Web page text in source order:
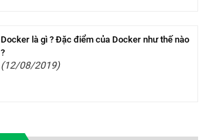
Docker là gì ? Đặc điểm của Docker như thế nào
?
(12/08/2019)